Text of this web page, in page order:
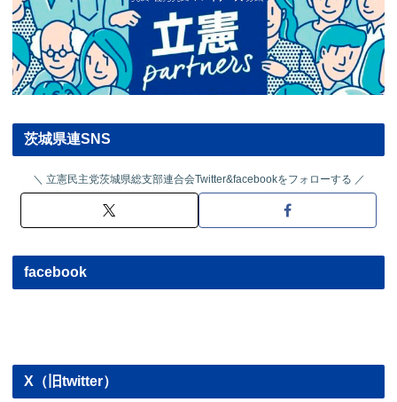
茨城県連SNS
立憲民主党茨城県総支部連合会Twitter&facebookをフォローする
facebook
X（旧twitter）